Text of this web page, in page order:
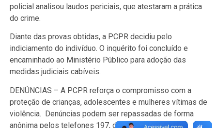
policial analisou laudos periciais, que atestaram a prática
do crime.
Diante das provas obtidas, a PCPR decidiu pelo
indiciamento do indivíduo. O inquérito foi concluído e
encaminhado ao Ministério Público para adoção das
medidas judiciais cabíveis.
DENÚNCIAS – A PCPR reforça o compromisso com a
proteção de crianças, adolescentes e mulheres vítimas de
violência. Denúncias podem ser repassadas de forma
anônima pelos telefones 197, da PCPR ou 181, do